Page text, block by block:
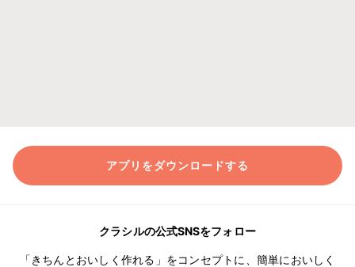
アプリをダウンロードする
クラシルの公式SNSをフォロー
「きちんとおいしく作れる」をコンセプトに、簡単においしく